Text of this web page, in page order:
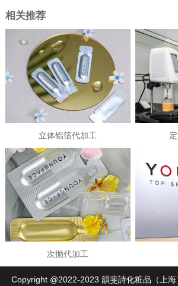
相关推荐
立体铝箔代加工
次抛代加工
Copyright @2022-2023 韻斐詩化粧品（上